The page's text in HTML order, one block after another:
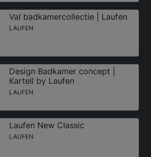
Val badkamercollectie | Laufen
LAUFEN
Design Badkamer concept |
Kartell by Laufen
LAUFEN
Laufen New Classic
LAUFEN